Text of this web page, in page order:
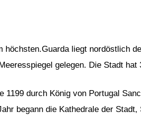
höchsten.Guarda liegt nordöstlich
gelegen. Die Stadt hat
1199 durch König von Portugal
begann die Kathedrale der